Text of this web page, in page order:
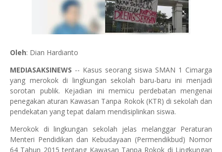
Oleh: Dian Hardianto
MEDIASAKSINEWS -- Kasus seorang siswa SMAN 1 Cimarga
yang merokok di lingkungan sekolah baru-baru ini menjadi
sorotan publik. Kejadian ini memicu perdebatan mengenai
penegakan aturan Kawasan Tanpa Rokok (KTR) di sekolah dan
pendekatan yang tepat dalam mendisiplinkan siswa.
Merokok di lingkungan sekolah jelas melanggar Peraturan
Menteri Pendidikan dan Kebudayaan (Permendikbud) Nomor
64 Tahun 2015 tentang Kawasan Tanpa Rokok di Lingkungan